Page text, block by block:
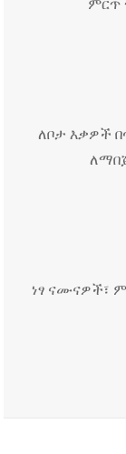
ምርጥ
ለቦታ እቃዎች
ነፃ ናሙናዎች፣